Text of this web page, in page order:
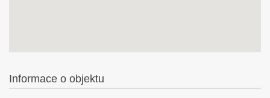
Informace o objektu